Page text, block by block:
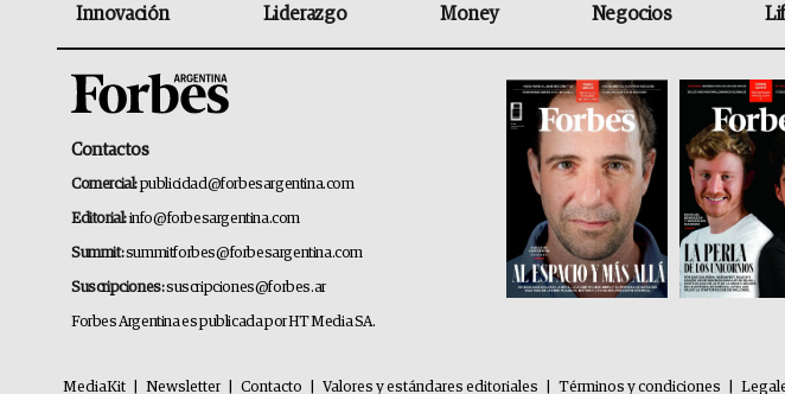
Innovación Liderazgo Money Negocios
Contactos
Comercial:publicidad@forbesargentina.com
Editorial:info@forbesargentina.com
Summit:summitforbes@forbesargentina.com
Suscripciones:suscripciones@forbes.ar
Forbes Argentina es publicada por HT Media SA.
MediaKit Newsletter Contacto Valores y estándares editoriales Términos y condiciones